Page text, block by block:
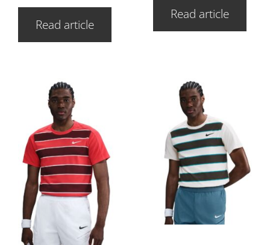
Read article
Read article